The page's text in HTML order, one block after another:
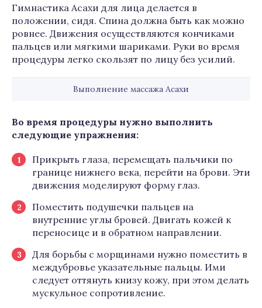
Гимнастика Асахи для лица делается в
положении, сидя. Спина должна быть как можно
ровнее. Движения осуществляются кончиками
пальцев или мягкими шариками. Руки во время
процедуры легко скользят по лицу без усилий.
Выполнение массажа Асахи
Во время процедуры нужно выполнить
следующие упражнения:
Прикрыть глаза, перемещать пальчики по
границе нижнего века, перейти на брови. Эти
движения моделируют форму глаз.
Поместить подушечки пальцев на
внутренние углы бровей. Двигать кожей к
переносице и в обратном направлении.
Для борьбы с морщинами нужно поместить в
междубровье указательные пальцы. Ими
следует оттянуть книзу кожу, при этом делать
мускульное сопротивление.